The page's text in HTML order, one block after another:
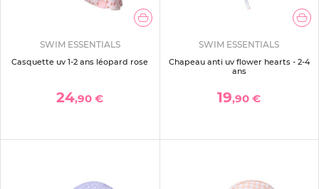
SWIM ESSENTIALS
Casquette uv 1-2 ans léopard rose
24,90 €
SWIM ESSENTIALS
Chapeau anti uv flower hearts - 2-4
ans
19,90 €